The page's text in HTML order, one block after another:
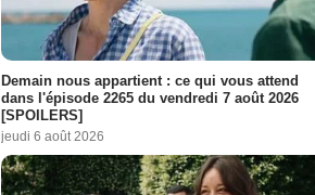
Demain nous appartient : ce qui vous attend
dans l'épisode 2265 du vendredi 7 août 2026
[SPOILERS]
jeudi 6 août 2026